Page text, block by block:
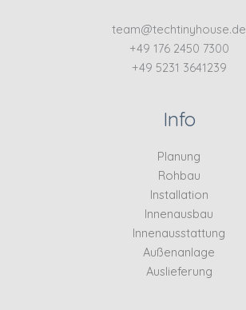
team@techtinyhouse.de
+49 176 2450 7300
+49 5231 3641239
Info
Planung
Rohbau
Installation
Innenausbau
Innenausstattung
Außenanlage
Auslieferung